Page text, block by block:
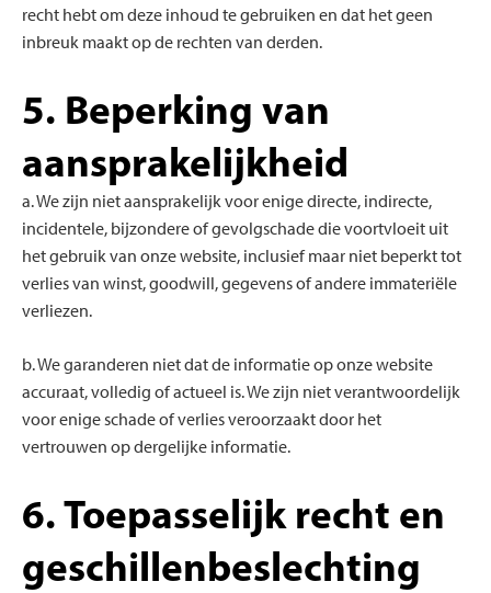
recht hebt om deze inhoud te gebruiken en dat het geen
inbreuk maakt op de rechten van derden.
5. Beperking van
aansprakelijkheid
a. We zijn niet aansprakelijk voor enige directe, indirecte,
incidentele, bijzondere of gevolgschade die voortvloeit uit
het gebruik van onze website, inclusief maar niet beperkt tot
verlies van winst, goodwill, gegevens of andere immateriële
verliezen.
b. We garanderen niet dat de informatie op onze website
accuraat, volledig of actueel is. We zijn niet verantwoordelijk
voor enige schade of verlies veroorzaakt door het
vertrouwen op dergelijke informatie.
6. Toepasselijk recht en
geschillenbeslechting